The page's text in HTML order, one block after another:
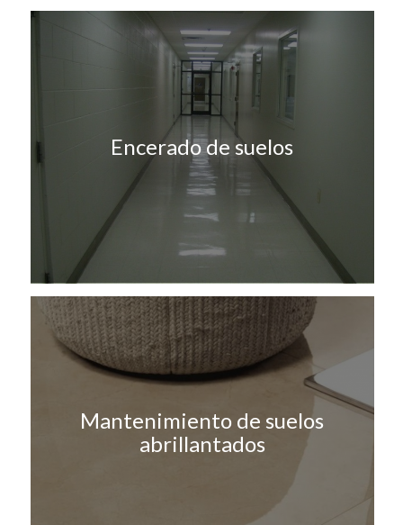
Encerado de suelos
Mantenimiento de suelos
abrillantados